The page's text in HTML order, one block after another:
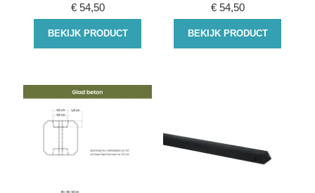
€ 54,50
BEKIJK PRODUCT
€ 54,50
BEKIJK PRODUCT